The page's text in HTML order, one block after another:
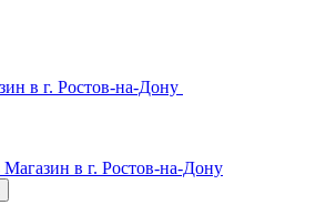
в г. Ростов-на-Дону
Магазин в г. Ростов-на-Дону